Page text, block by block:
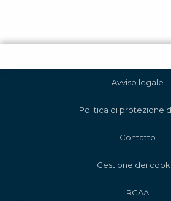
Avviso legale
Politica di protezione
Contatto
Gestione dei
RGAA